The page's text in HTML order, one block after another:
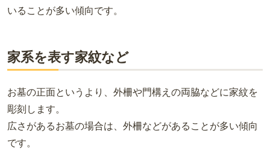
いることが多い傾向です。
家系を表す家紋など
お墓の正面というより、外柵や門構えの両脇などに家紋を
彫刻します。
広さがあるお墓の場合は、外柵などがあることが多い傾向
です。